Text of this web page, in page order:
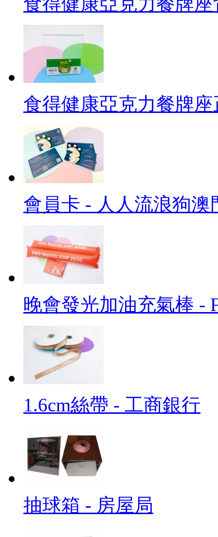
食得健康亞克力餐牌
會員卡 - 人人流浪狗澳
晚會發光加油充氣棒 -
1.6cm絲帶 - 工商銀行
抽球箱 - 房屋局